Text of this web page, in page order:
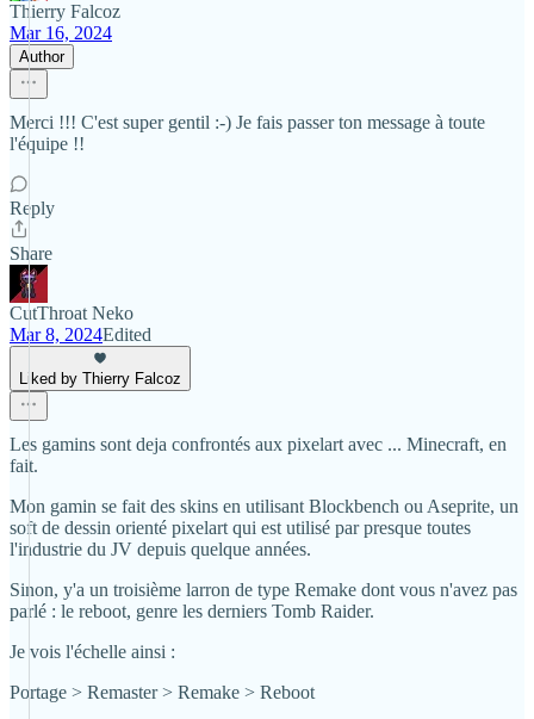
Thierry Falcoz
Mar 16, 2024
Author
Merci !!! C'est super gentil :-) Je fais passer ton message à toute
l'équipe !!
Reply
Share
CutThroat Neko
Mar 8, 2024Edited
Liked by Thierry Falcoz
Les gamins sont deja confrontés aux pixelart avec ... Minecraft, en
fait.
Mon gamin se fait des skins en utilisant Blockbench ou Aseprite, un
soft de dessin orienté pixelart qui est utilisé par presque toutes
l'industrie du JV depuis quelque années.
Sinon, y'a un troisième larron de type Remake dont vous n'avez pas
parlé : le reboot, genre les derniers Tomb Raider.
Je vois l'échelle ainsi :
Portage > Remaster > Remake > Reboot